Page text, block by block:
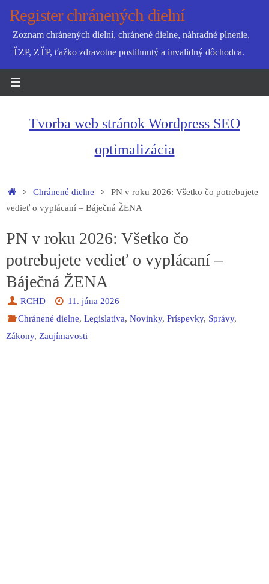
SkipRegister chránených dielní
Zoznam chránených dielní, chránené dielne, náhradné plnenie,
ŤZP, ZŤP, ťažko zdravotne postihnutý a invalidný dôchodca.
Tvorba web stránok Wordpress SEO
optimalizácia
HomeChránené dielne
PN v roku 2026: Všetko čo potrebujete
vedieť o vyplácaní – Báječná ŽENA
PN v roku 2026: Všetko čo
potrebujete vedieť o vyplácaní –
Báječná ŽENA
RCHD
11. júna 2026
Chránené dielne,Legislatíva,Novinky,Príspevky, Správy,
Zákony, Zaujímavosti